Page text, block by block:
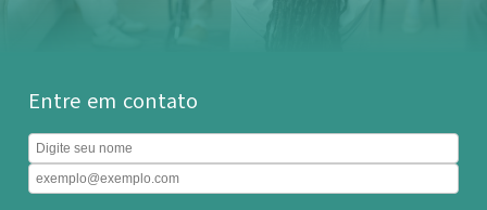
Entre em contato